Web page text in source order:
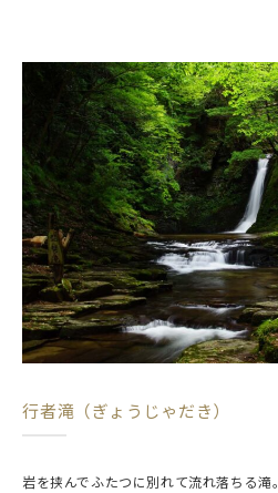
行者滝（ぎょうじゃだき）
岩を挟んでふたつに別れて流れ落ちる滝。